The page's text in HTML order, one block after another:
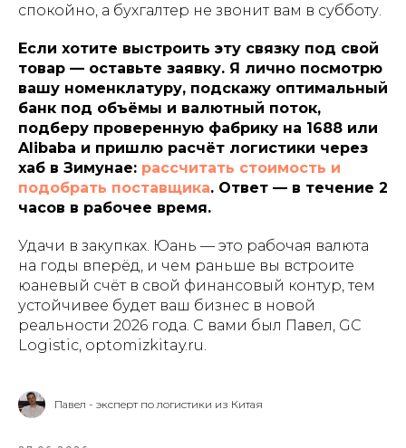
спокойно, а бухгалтер не звонит вам в субботу.
Если хотите выстроить эту связку под свой
товар — оставьте заявку. Я лично посмотрю
вашу номенклатуру, подскажу оптимальный
банк под объёмы и валютный поток,
подберу проверенную фабрику на 1688 или
Alibaba и пришлю расчёт логистики через
хаб в Зимунае: рассчитать стоимость и
подобрать поставщика. Ответ — в течение 2
часов в рабочее время.
Удачи в закупках. Юань — это рабочая валюта
на годы вперёд, и чем раньше вы встроите
юаневый счёт в свой финансовый контур, тем
устойчивее будет ваш бизнес в новой
реальности 2026 года. С вами был Павел, GC
Logistic, optomizkitay.ru.
Павел - эксперт по логистики из Китая